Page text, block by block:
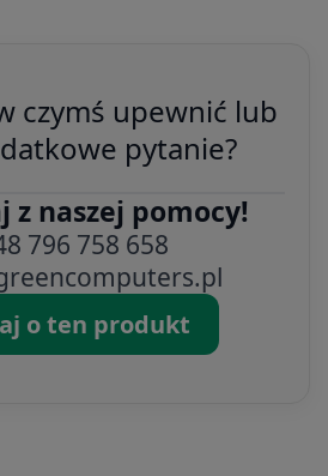
czymś upewnić lub
pytanie?
z naszej pomocy!
796 758 658
o ten produkt